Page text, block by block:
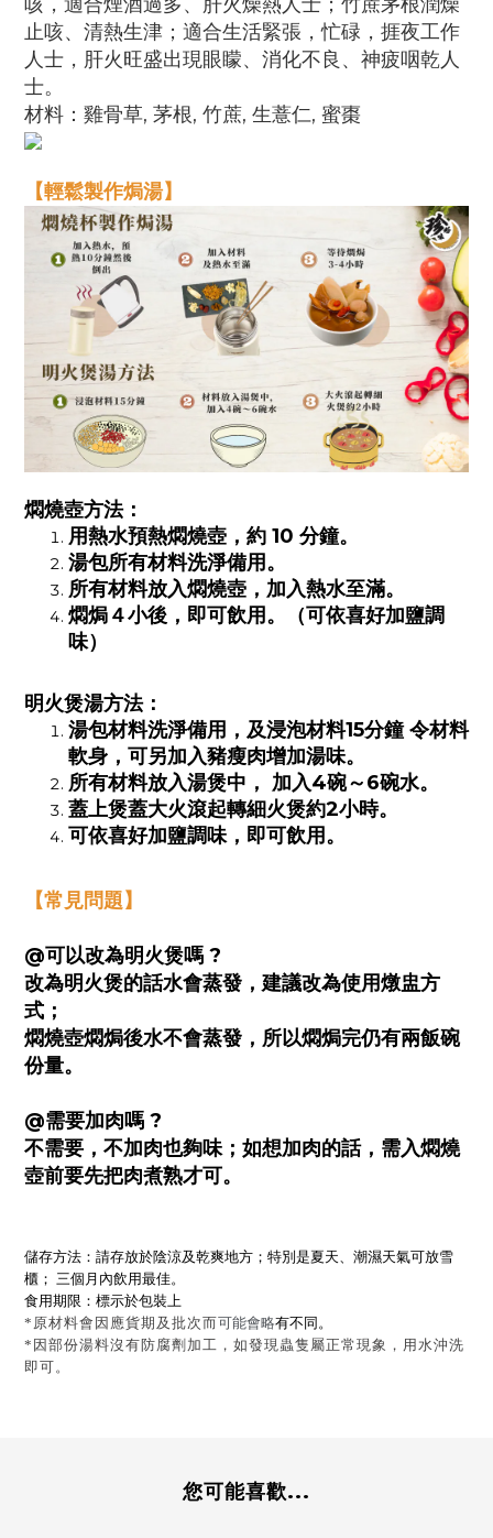
止咳、清熱生津；適合生活緊張，忙碌，捱夜工作
人士，肝火旺盛出現眼矇、消化不良、神疲咽乾人
士。
材料： 雞骨草, 茅根, 竹蔗, 生薏仁, 蜜棗
【輕鬆製作焗湯】
燜燒壺方法：
用熱水預熱燜燒壺，約 10 分鐘。
湯包所有材料洗淨備用。
所有材料放入燜燒壺，加入熱水至滿。
燜焗４小後，即可飲用。（可依喜好加鹽調
味）
明火煲湯方法：
湯包材料洗淨備用，及浸泡材料15分鐘 令材料
軟身，可另加入豬瘦肉增加湯味。
所有材料放入湯煲中， 加入4碗～6碗水。
蓋上煲蓋大火滾起轉細火煲約2小時。
可依喜好加鹽調味，即可飲用。
【常見問題】
@可以改為明火煲嗎 ?
改為明火煲的話水會蒸發，建議改為使用燉盅方
式；
燜燒壺燜焗後水不會蒸發，所以燜焗完仍有兩飯碗
份量。
@需要加肉嗎 ?
不需要，不加肉也夠味；如想加肉的話，需入燜燒
壺前要先把肉煮熟才可。
儲存方法：請存放於陰涼及乾爽地方；特別是夏天、潮濕天氣可放雪
櫃； 三個月內飲用最佳。
食用期限：標示於包裝上
*原材料會因應貨期及批次而可能會略有不同。
*因部份湯料沒有防腐劑加工，如發現蟲隻屬正常現象，用水沖洗
即可。
您可能喜歡...